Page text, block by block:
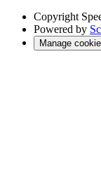
Copyright
Powered by
Manage